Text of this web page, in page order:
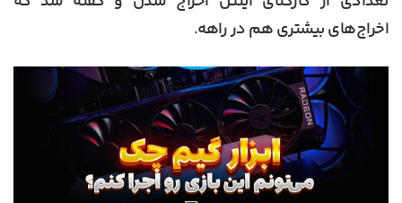
اخراج‌های بیشتری هم در راهه.